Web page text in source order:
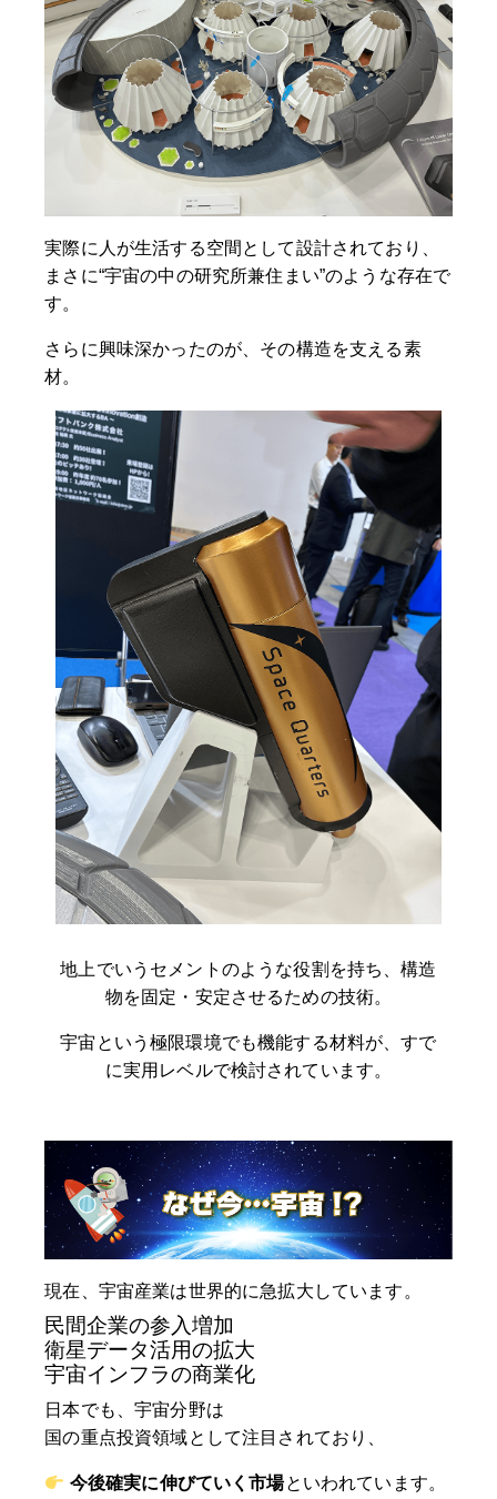
実際に人が生活する空間として設計されており、
まさに“宇宙の中の研究所兼住まい”のような存在で
す。
さらに興味深かったのが、その構造を支える素
材。
地上でいうセメントのような役割を持ち、構造
物を固定・安定させるための技術。
宇宙という極限環境でも機能する材料が、すで
に実用レベルで検討されています。
現在、宇宙産業は世界的に急拡大しています。
民間企業の参入増加
衛星データ活用の拡大
宇宙インフラの商業化
日本でも、宇宙分野は
国の重点投資領域として注目されており、
今後確実に伸びていく市場といわれています。